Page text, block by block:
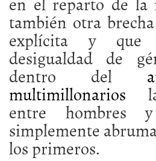
también otra
explícita y
desigualdad de
dentro del
multimillonarios
entre hombres
simplemente
los primeros.